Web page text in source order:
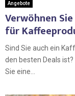
Angebote
Verwöhnen
für
Sind Sie auch ein
den besten Deals
Sie eine...